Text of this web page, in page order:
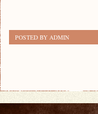
POSTED BY ADMIN